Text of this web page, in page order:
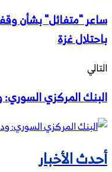
ساعر "متفائل" بشأن
باحتلال غزة
التالي
البنك المركزي السوري:
أحدث الأخبار